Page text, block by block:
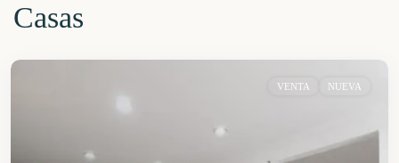
Casas
VENTA NUEVA